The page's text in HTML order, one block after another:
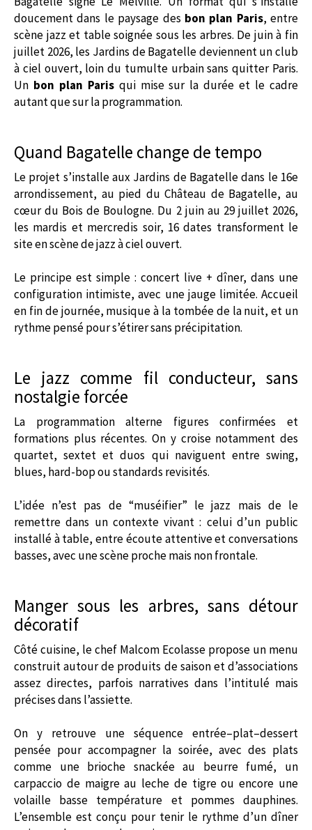
doucement dans le paysage des bon plan Paris, entre
scène jazz et table soignée sous les arbres. De juin à fin
juillet 2026, les Jardins de Bagatelle deviennent un club
à ciel ouvert, loin du tumulte urbain sans quitter Paris.
Un bon plan Parisqui mise sur la durée et le cadre
autant que sur la programmation.
Quand Bagatelle change de tempo
Le projet s’installe aux Jardins de Bagatelledans le 16e
arrondissement, au pied duChâteau de Bagatelle, au
cœur du Bois de Boulogne. Du 2 juin au 29 juillet 2026,
les mardis et mercredis soir, 16 dates transforment le
site en scène de jazz à ciel ouvert.
Le principe est simple : concert live + dîner, dans une
configuration intimiste, avec une jauge limitée. Accueil
en fin de journée, musique à la tombée de la nuit, et un
rythme pensé pour s’étirer sans précipitation.
Le jazz comme fil conducteur, sans
nostalgie forcée
La programmation alterne figures confirmées et
formations plus récentes. On y croise notamment des
quartet, sextet et duos qui naviguent entre swing,
blues, hard-bop ou standards revisités.
L’idée n’est pas de “muséifier” le jazz mais de le
remettre dans un contexte vivant : celui d’un public
installé à table, entre écoute attentive et conversations
basses, avec une scène proche mais non frontale.
Manger sous les arbres, sans détour
décoratif
Côté cuisine, le chef Malcom Ecolasse propose un menu
construit autour de produits de saison et d’associations
assez directes, parfois narratives dans l’intitulé mais
précises dans l’assiette.
On y retrouve une séquence entrée–plat–dessert
pensée pour accompagner la soirée, avec des plats
comme une brioche snackée au beurre fumé, un
carpaccio de maigre au leche de tigre ou encore une
volaille basse température et pommes dauphines.
L’ensemble est conçu pour tenir le rythme d’un dîner